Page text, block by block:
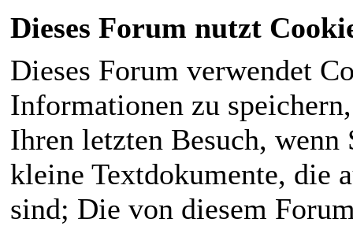
Dieses Forum nutzt
Dieses Forum verwendet
Informationen zu
Ihren letzten Besuch,
kleine Textdokumente, die
sind; Die von diesem